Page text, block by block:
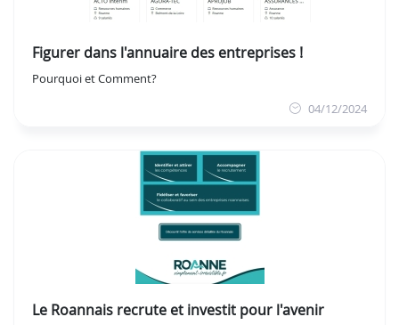
Figurer dans l'annuaire des entreprises !
Pourquoi et Comment?
04/12/2024
Le Roannais recrute et investit pour l'avenir